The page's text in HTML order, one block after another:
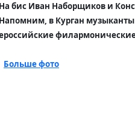
На бис Иван Наборщиков и
Напомним, в Курган
Больше фото